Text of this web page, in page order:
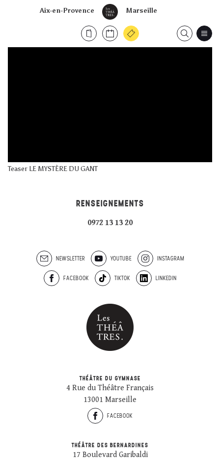
Marseille
Aix-en-Provence
Teaser LE MYSTÈRE DU GANT
RENSEIGNEMENTS
0972 13 13 20
NEWSLETTER YOUTUBE INSTAGRAM
FACEBOOK TIKTOK LINKEDIN
THÉÂTRE DU GYMNASE
4 Rue du Théâtre Français
13001 Marseille
FACEBOOK
THÉÂTRE DES BERNARDINES
17 Boulevard Garibaldi